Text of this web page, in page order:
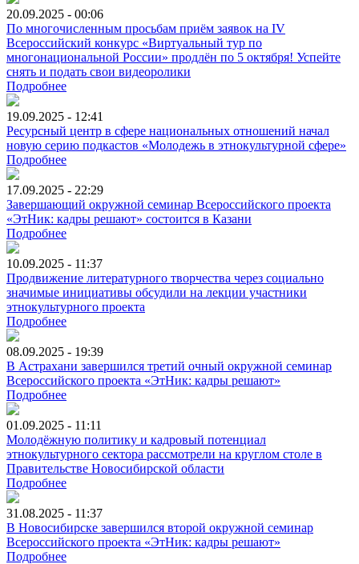
20.09.2025 - 00:06
По многочисленным просьбам приём заявок на IV
Всероссийский конкурс «Виртуальный тур по
многонациональной России» продлён по 5 октября! Успейте
снять и подать свои видеоролики
Подробнее
19.09.2025 - 12:41
Ресурсный центр в сфере национальных отношений начал
новую серию подкастов «Молодежь в этнокультурной сфере»
Подробнее
17.09.2025 - 22:29
Завершающий окружной семинар Всероссийского проекта
«ЭтНик: кадры решают» состоится в Казани
Подробнее
10.09.2025 - 11:37
Продвижение литературного творчества через социально
значимые инициативы обсудили на лекции участники
этнокультурного проекта
Подробнее
08.09.2025 - 19:39
В Астрахани завершился третий очный окружной семинар
Всероссийского проекта «ЭтНик: кадры решают»
Подробнее
01.09.2025 - 11:11
Молодёжную политику и кадровый потенциал
этнокультурного сектора рассмотрели на круглом столе в
Правительстве Новосибирской области
Подробнее
31.08.2025 - 11:37
В Новосибирске завершился второй окружной семинар
Всероссийского проекта «ЭтНик: кадры решают»
Подробнее